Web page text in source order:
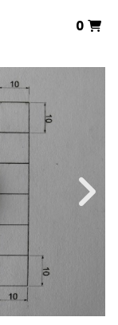
0
CESTA